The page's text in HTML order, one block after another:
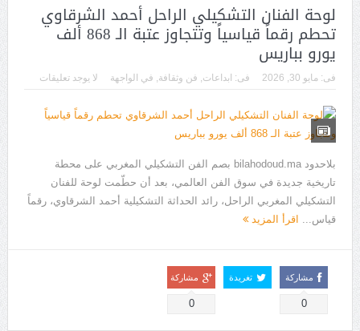
لوحة الفنان التشكيلي الراحل أحمد الشرقاوي
تحطم رقماً قياسياً وتتجاوز عتبة الـ 868 ألف
يورو بباريس
فى: مايو 30, 2026 فى: ابداعات, فن وثقافة, في الواجهة لا يوجد تعليقات
بلاحدود bilahodoud.ma بصم الفن التشكيلي المغربي على محطة
تاريخية جديدة في سوق الفن العالمي، بعد أن حطّمت لوحة للفنان
التشكيلي المغربي الراحل، رائد الحداثة التشكيلية أحمد الشرقاوي، رقماً
قياس... اقرأ المزيد
مشاركة
0
تغريدة مشاركة
0